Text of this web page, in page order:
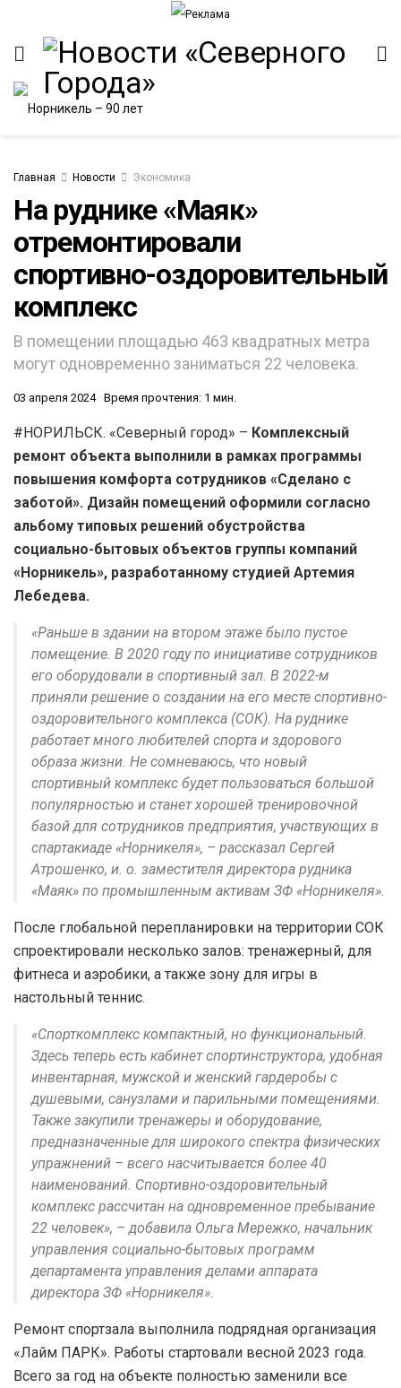
Главная Новости Экономика
На руднике «Маяк»
отремонтировали
спортивно-оздоровительный
комплекс
В помещении площадью 463 квадратных метра
могут одновременно заниматься 22 человека.
03 апреля 2024 Время прочтения: 1 мин.
#НОРИЛЬСК. «Северный город» – Комплексный
ремонт объекта выполнили в рамках программы
повышения комфорта сотрудников «Сделано с
заботой». Дизайн помещений оформили согласно
альбому типовых решений обустройства
социально-бытовых объектов группы компаний
«Норникель», разработанному студией Артемия
Лебедева.
«Раньше в здании на втором этаже было пустое
помещение. В 2020 году по инициативе сотрудников
его оборудовали в спортивный зал. В 2022-м
приняли решение о создании на его месте спортивно-
оздоровительного комплекса (СОК). На руднике
работает много любителей спорта и здорового
образа жизни. Не сомневаюсь, что новый
спортивный комплекс будет пользоваться большой
популярностью и станет хорошей тренировочной
базой для сотрудников предприятия, участвующих в
спартакиаде «Норникеля», – рассказал Сергей
Атрошенко, и. о. заместителя директора рудника
«Маяк» по промышленным активам ЗФ «Норникеля».
После глобальной перепланировки на территории СОК
спроектировали несколько залов: тренажерный, для
фитнеса и аэробики, а также зону для игры в
настольный теннис.
«Спорткомплекс компактный, но функциональный.
Здесь теперь есть кабинет спортинструктора, удобная
инвентарная, мужской и женский гардеробы с
душевыми, санузлами и парильными помещениями.
Также закупили тренажеры и оборудование,
предназначенные для широкого спектра физических
упражнений – всего насчитывается более 40
наименований. Спортивно-оздоровительный
комплекс рассчитан на одновременное пребывание
22 человек», – добавила Ольга Мережко, начальник
управления социально-бытовых программ
департамента управления делами аппарата
директора ЗФ «Норникеля».
Ремонт спортзала выполнила подрядная организация
«Лайм ПАРК». Работы стартовали весной 2023 года.
Всего за год на объекте полностью заменили все